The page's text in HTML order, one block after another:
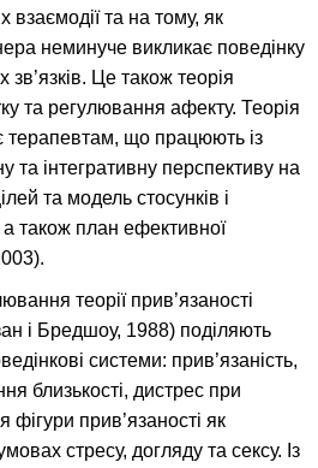
та на тому, як
неминуче викликає поведінку
зв’язків. Це також теорія
та регулювання афекту. Теорія
терапевтам, що працюють із
та інтегративну перспективу на
та модель стосунків і
а також план ефективної
теорії прив’язаності
і Бредшоу, 1988) поділяють
системи: прив’язаність,
близькості, дистрес при
фігури прив’язаності як
стресу, догляду та сексу. Із